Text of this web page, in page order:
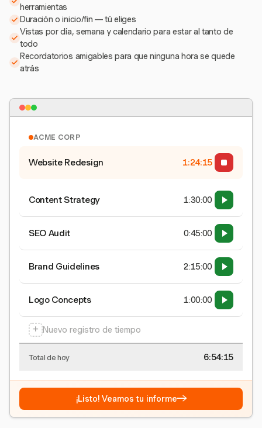
herramientas
Duración o inicio/fin — tú eliges
Vistas por día, semana y calendario para estar al tanto de
todo
Recordatorios amigables para que ninguna hora se quede
atrás
ACME CORP
Website Redesign 1:24:15
Content Strategy 1:30:00
SEO Audit 0:45:00
Brand Guidelines 2:15:00
Logo Concepts 1:00:00
+ Nuevo registro de tiempo
Total de hoy 6:54:15
¡Listo! Veamos tu informe→